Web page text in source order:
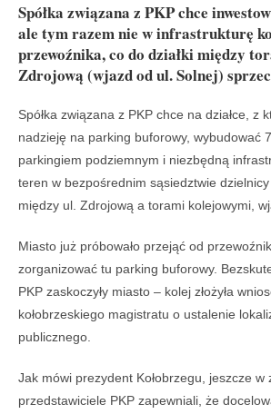
Spółka związana z PKP chce
ale tym razem nie w infrastrukturę
przewoźnika, co do działki między
Zdrojową (wjazd od ul. Solnej)
Spółka związana z PKP chce na działce, z
nadzieję na parking buforowy, wybudować
parkingiem podziemnym i niezbędną
teren w bezpośrednim sąsiedztwie
między ul. Zdrojową a torami kolejowymi,
Miasto już próbowało przejąć od
zorganizować tu parking buforowy.
PKP zaskoczyły miasto – kolej złożyła
kołobrzeskiego magistratu o ustalenie
publicznego.
Jak mówi prezydent Kołobrzegu, jeszcze w
przedstawiciele PKP zapewniali, że